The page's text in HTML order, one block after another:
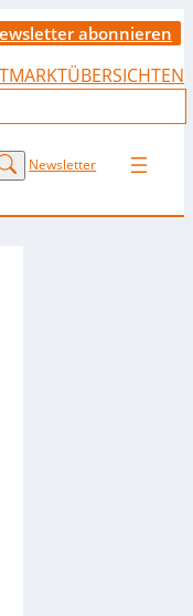
abonnieren
MARKTÜBERSICHTEN
Newsletter